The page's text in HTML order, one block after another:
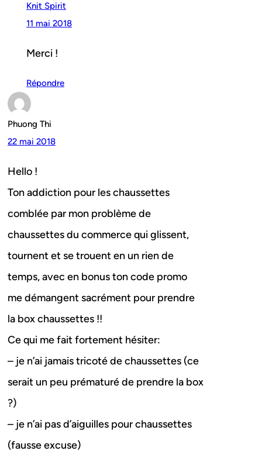
Knit Spirit
11 mai 2018
Merci !
Répondre
Phuong Thi
22 mai 2018
Hello !
Ton addiction pour les chaussettes
comblée par mon problème de
chaussettes du commerce qui glissent,
tournent et se trouent en un rien de
temps, avec en bonus ton code promo
me démangent sacrément pour prendre
la box chaussettes !!
Ce qui me fait fortement hésiter:
– je n’ai jamais tricoté de chaussettes (ce
serait un peu prématuré de prendre la box
?)
– je n’ai pas d’aiguilles pour chaussettes
(fausse excuse)